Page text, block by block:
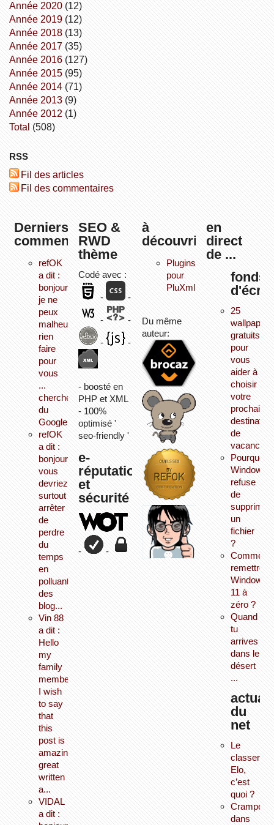
année 2020(12)
année 2019(12)
année 2018(13)
année 2017(35)
année 2016(127)
année 2015(95)
année 2014(71)
année 2013(9)
année 2012 (1)
total (508)
RSS
Fil des articles
Fil des commentaires
Derniers
commentaires
refOK
a dit :
bonjour,
je ne
peux
malheureusement
rien
faire
pour
vous
...
cherchez
du
Google...
refOK
a dit :
bonjour,
vous
devriez
surtout
arrêter
de
perdre
du
temps
en
polluant
des
blog...
Vin 88
a dit :
Hello
my
family
member!
I wish
to say
that
this
post is
amazing,
great
written
a...
VIDAL
a dit :
SEO &
RWD
thème
Codé avec :
- -
- -
- -
- boosté en
PHP et XML
- 100%
optimisé '
seo-friendly '
e-
réputation
et
sécurité
- -
à
découvrir
Plugins
pour
PluXml
Du même
auteur:
en
direct
de ...
fonds
25
wallpapers
gratuits
pour
vous
aider à
choisir
votre
prochaine
destination
de
vacances
Pourquoi
Windows
refuse
de
supprimer
un
fichier
?
Comment
remettre
Windows
11 à
zéro ?
Quand
tu
arrives
dans le
désert
...
du
net
Le
Elo,
c’est
quoi ?
Crampes
dans